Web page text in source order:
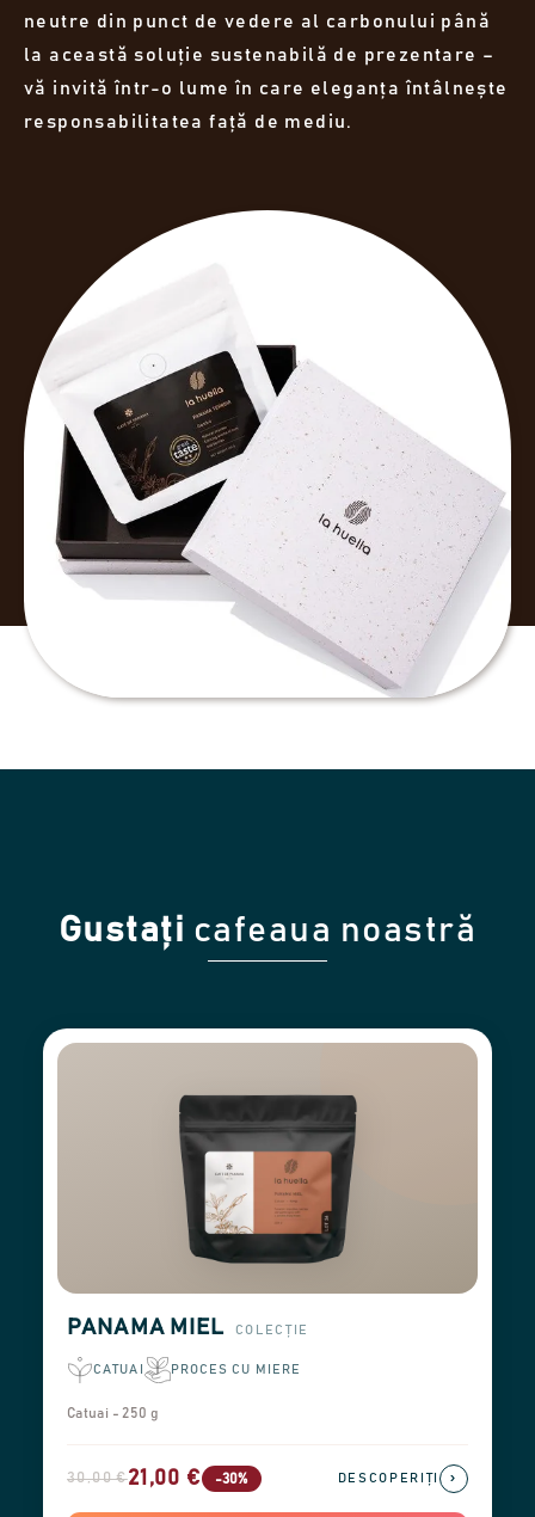
neutre din punct de vedere al carbonului până
la această soluție sustenabilă de prezentare –
vă invită într-o lume în care eleganța întâlnește
responsabilitatea față de mediu.
Gustați cafeaua noastră
PANAMA MIEL COLECȚIE
CATUAI PROCES CU MIERE
Catuai - 250 g
30,00 €21,00 € -30% DESCOPERIȚI ›